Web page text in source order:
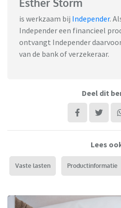
is werkzaam bij Independer.
Independer een financieel
ontvangt Independer
van de bank of verzekeraar.
Deel dit
Lees
Vaste lasten Productinformatie